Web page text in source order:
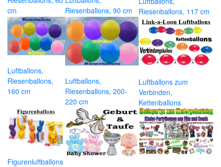
cm
Riesenballons, 90 cm
Riesenballons, 117 cm
Luftballons,
Riesenballons,
160 cm
Luftballons,
Riesenballons, 200-
220 cm
Luftballons zum
Verbinden,
Kettenballons
Figurenluftballons